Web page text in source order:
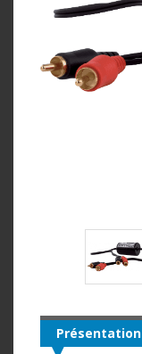
Présentation